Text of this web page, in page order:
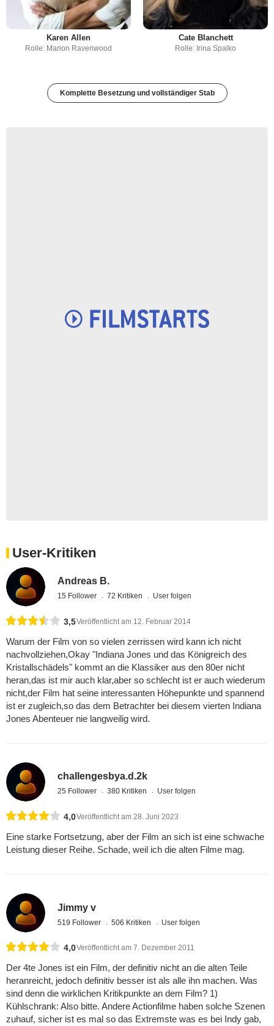
Karen Allen
Rolle: Marion Ravenwood
Cate Blanchett
Rolle: Irina Spalko
Komplette Besetzung und vollständiger Stab
User-Kritiken
Andreas B.
15 Follower 72 Kritiken User folgen
3,5Veröffentlicht am 12. Februar 2014
Warum der Film von so vielen zerrissen wird kann ich nicht
nachvollziehen,Okay "Indiana Jones und das Königreich des
Kristallschädels" kommt an die Klassiker aus den 80er nicht
heran,das ist mir auch klar,aber so schlecht ist er auch wiederum
nicht,der Film hat seine interessanten Höhepunkte und spannend
ist er zugleich,so das dem Betrachter bei diesem vierten Indiana
Jones Abenteuer nie langweilig wird.
challengesbya.d.2k
25 Follower 380 Kritiken User folgen
4,0Veröffentlicht am 28. Juni 2023
Eine starke Fortsetzung, aber der Film an sich ist eine schwache
Leistung dieser Reihe. Schade, weil ich die alten Filme mag.
Jimmy v
519 Follower 506 Kritiken User folgen
4,0Veröffentlicht am 7. Dezember 2011
Der 4te Jones ist ein Film, der definitiv nicht an die alten Teile
heranreicht, jedoch definitiv besser ist als alle ihn machen. Was
sind denn die wirklichen Kritikpunkte an dem Film? 1)
Kühlschrank: Also bitte. Andere Actionfilme haben solche Szenen
zuhauf, sicher ist es mal so das Extremste was es bei Indy gab,